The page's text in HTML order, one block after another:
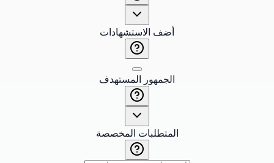
أضف الاستشهادات
الجمهور المستهدف
المتطلبات المخصصة